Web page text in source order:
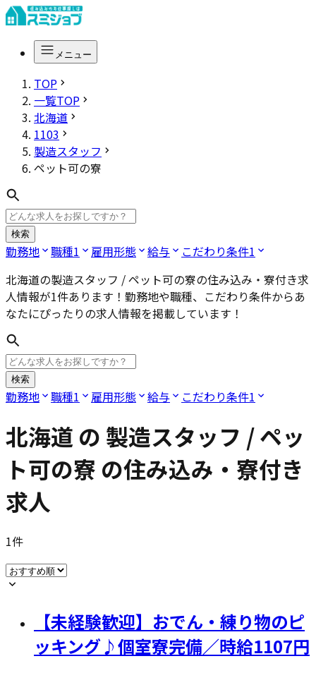
メニュー
TOP
一覧TOP
北海道
1103
製造スタッフ
ペット可の寮
検索
勤務地 職種1 雇用形態 給与 こだわり条件1
北海道の製造スタッフ / ペット可の寮の住み込み・寮付き求
人情報が1件あります！勤務地や職種、こだわり条件からあ
なたにぴったりの求人情報を掲載しています！
検索
勤務地 職種1 雇用形態 給与 こだわり条件1
北海道 の 製造スタッフ / ペッ
ト可の寮 の住み込み・寮付き
求人
1件
【未経験歓迎】おでん・練り物のピ
ッキング♪個室寮完備／時給1107円